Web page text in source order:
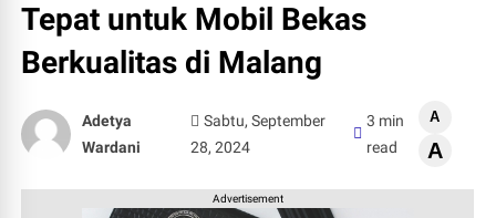
Tepat untuk Mobil Bekas
Berkualitas di Malang
Adetya
Wardani
Sabtu, September
28, 2024
3 min
read
A
A
Advertisement